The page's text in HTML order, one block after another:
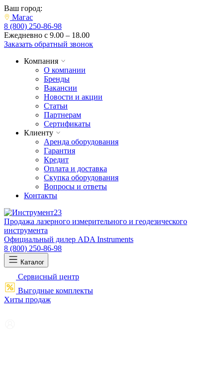
Ваш город:
Магас
8 (800) 250-86-98
Ежедневно с 9.00 – 18.00
Заказать обратный звонок
Компания
О компании
Бренды
Вакансии
Новости и акции
Статьи
Партнерам
Сертификаты
Клиенту
Аренда оборудования
Гарантия
Кредит
Оплата и доставка
Скупка оборудования
Вопросы и ответы
Контакты
Продажа лазерного измерительного и геодезического
инструмента
Официальный дилер ADA Instruments
8 (800) 250-86-98
Каталог
Сервисный центр
Выгодные комплекты
Хиты продаж